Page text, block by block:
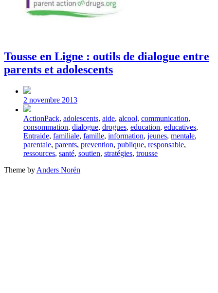
Tousse en Ligne : outils de dialogue entre
parents et adolescents
Post
date
2 novembre 2013
Tagged
with
ActionPack, adolescents, aide, alcool, communication,
consommation, dialogue, drogues, education, educatives,
Entraide, familiale, famille, information, jeunes, mentale,
parentale, parents, prevention, publique, responsable,
ressources, santé, soutien, stratégies, trousse
Theme by Anders Norén